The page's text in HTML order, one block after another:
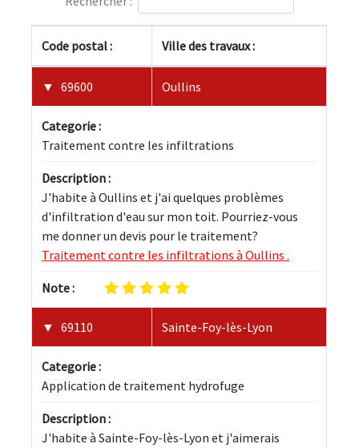
Code postal : Ville des travaux :
69600 Oullins
Categorie :
Traitement contre les infiltrations
Description :
J'habite à Oullins et j'ai quelques problèmes
d'infiltration d'eau sur mon toit. Pourriez-vous
me donner un devis pour le traitement?
Traitement contre les infiltrations à Oullins .
Note :
69110 Sainte-Foy-lès-Lyon
Categorie :
Application de traitement hydrofuge
Description :
J'habite à Sainte-Foy-lès-Lyon et j'aimerais